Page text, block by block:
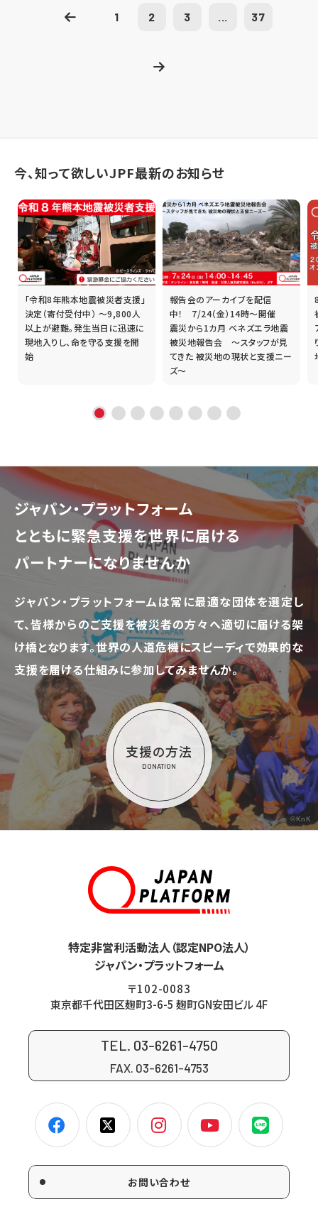
1 2 3 ... 37
今、知って欲しいJPF最新のお知らせ
「令和8年熊本地震被災者支援」
決定（寄付受付中） ～9,800人
以上が避難。発生当日に迅速に
現地入りし、命を守る支援を開
始
報告会のアーカイブを配信
中！ 7/24（金）14時～開催
震災から1カ月 ベネズエラ地震
被災地報告会 ～スタッフが見
てきた 被災地の現状と支援ニー
ズ～
ジャパン・プラットフォーム
とともに緊急支援を世界に届ける
パートナーになりませんか
ジャパン・プラットフォームは常に最適な団体を選定し
て、皆様からのご支援を被災者の方々へ適切に届ける架
け橋となります。世界の人道危機にスピーディで効果的な
支援を届ける仕組みに参加してみませんか。
支援の方法
DONATION
©KnK
特定非営利活動法人（認定NPO法人）
ジャパン・プラットフォーム
〒102-0083
東京都千代田区麹町3-6-5 麹町GN安田ビル 4F
TEL. 03-6261-4750
FAX. 03-6261-4753
お問い合わせ